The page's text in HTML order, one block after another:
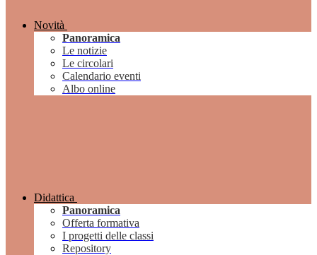
Novità
Panoramica
Le notizie
Le circolari
Calendario eventi
Albo online
Didattica
Panoramica
Offerta formativa
I progetti delle classi
Repository